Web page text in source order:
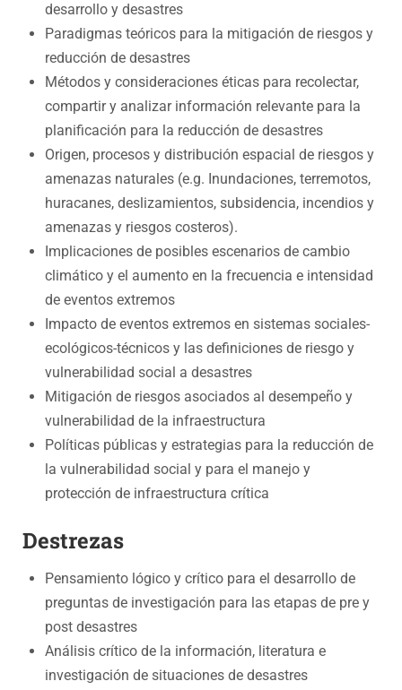
desarrollo y desastres
Paradigmas teóricos para la mitigación de riesgos y
reducción de desastres
Métodos y consideraciones éticas para recolectar,
compartir y analizar información relevante para la
planificación para la reducción de desastres
Origen, procesos y distribución espacial de riesgos y
amenazas naturales (e.g. Inundaciones, terremotos,
huracanes, deslizamientos, subsidencia, incendios y
amenazas y riesgos costeros).
Implicaciones de posibles escenarios de cambio
climático y el aumento en la frecuencia e intensidad
de eventos extremos
Impacto de eventos extremos en sistemas sociales-
ecológicos-técnicos y las definiciones de riesgo y
vulnerabilidad social a desastres
Mitigación de riesgos asociados al desempeño y
vulnerabilidad de la infraestructura
Políticas públicas y estrategias para la reducción de
la vulnerabilidad social y para el manejo y
protección de infraestructura crítica
Destrezas
Pensamiento lógico y crítico para el desarrollo de
preguntas de investigación para las etapas de pre y
post desastres
Análisis crítico de la información, literatura e
investigación de situaciones de desastres